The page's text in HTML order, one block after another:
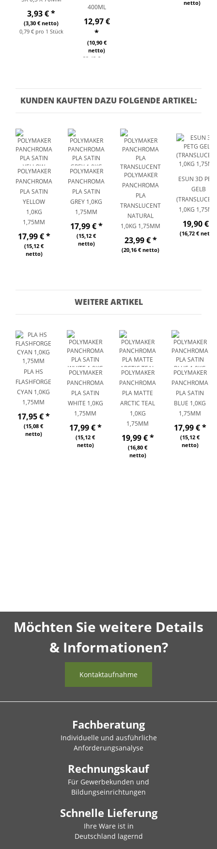
3,93 €*
(3,30 € netto)
0,79 € pro 1 Stück
400ML
12,97 €
*
(10,90 €
netto)
32,43 € pro
netto)
KUNDEN KAUFTEN DAZU FOLGENDE ARTIKEL:
POLYMAKER
PANCHROMA
PLA SATIN
YELLOW
1,0KG
1,75MM
17,99 €*
(15,12 €
netto)
POLYMAKER
PANCHROMA
PLA SATIN
GREY 1,0KG
1,75MM
17,99 €*
(15,12 €
netto)
POLYMAKER
PANCHROMA
PLA
TRANSLUCENT
NATURAL
1,0KG 1,75MM
23,99 €*
(20,16 € netto)
ESUN 3D
GELB
1,0KG
19,90 €
(16,72 € netto)
WEITERE ARTIKEL
PLA HS
FLASHFORGE
CYAN 1,0KG
1,75MM
17,95 €*
(15,08 €
netto)
POLYMAKER
PANCHROMA
PLA SATIN
WHITE 1,0KG
1,75MM
17,99 €*
(15,12 €
netto)
POLYMAKER
PANCHROMA
PLA MATTE
ARCTIC TEAL
1,0KG
1,75MM
19,99 €*
(16,80 €
netto)
POLYMAKER
PANCHROMA
PLA SATIN
BLUE 1,0KG
1,75MM
17,99 €*
(15,12 €
netto)
Möchten Sie weitere Details
& Informationen?
Kontaktaufnahme
Fachberatung
Individuelle und ausführliche
Anforderungsanalyse
Rechnungskauf
Für Gewerbekunden und
Bildungseinrichtungen
Schnelle Lieferung
Ihre Ware ist in
Deutschland lagernd